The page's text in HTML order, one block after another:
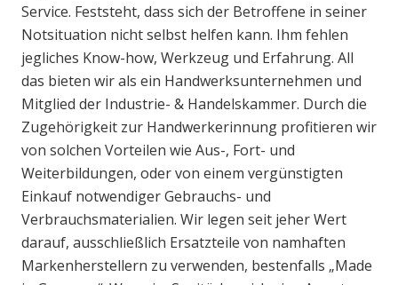
Service. Feststeht, dass sich der Betroffene in seiner
Notsituation nicht selbst helfen kann. Ihm fehlen
jegliches Know-how, Werkzeug und Erfahrung. All
das bieten wir als ein Handwerksunternehmen und
Mitglied der Industrie- & Handelskammer. Durch die
Zugehörigkeit zur Handwerkerinnung profitieren wir
von solchen Vorteilen wie Aus-, Fort- und
Weiterbildungen, oder von einem vergünstigten
Einkauf notwendiger Gebrauchs- und
Verbrauchsmaterialien. Wir legen seit jeher Wert
darauf, ausschließlich Ersatzteile von namhaften
Markenherstellern zu verwenden, bestenfalls „Made